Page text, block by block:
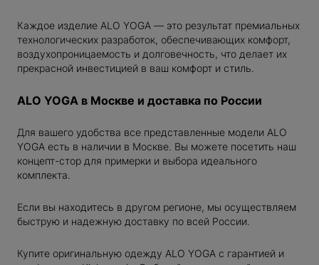
EU
S
M
Каждое изделие ALO YOGA — это результат премиальных
технологических разработок, обеспечивающих комфорт,
воздухопроницаемость и долговечность, что делает их
прекрасной инвестицией в ваш комфорт и стиль.
ALO YOGA в Москве и доставка по России
Для вашего удобства все представленные модели ALO
YOGA есть в наличии в Москве. Вы можете посетить наш
концепт-стор для примерки и выбора идеального
комплекта.
Если вы находитесь в другом регионе, мы осуществляем
быструю и надежную доставку по всей России.
Купите оригинальную одежду ALO YOGA с гарантией и